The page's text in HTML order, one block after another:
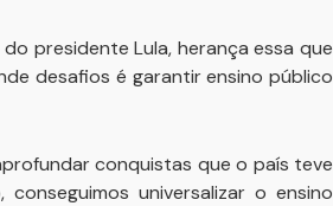
presidente Lula, herança essa que
desafios é garantir ensino público
conquistas que o país teve
universalizar o ensino